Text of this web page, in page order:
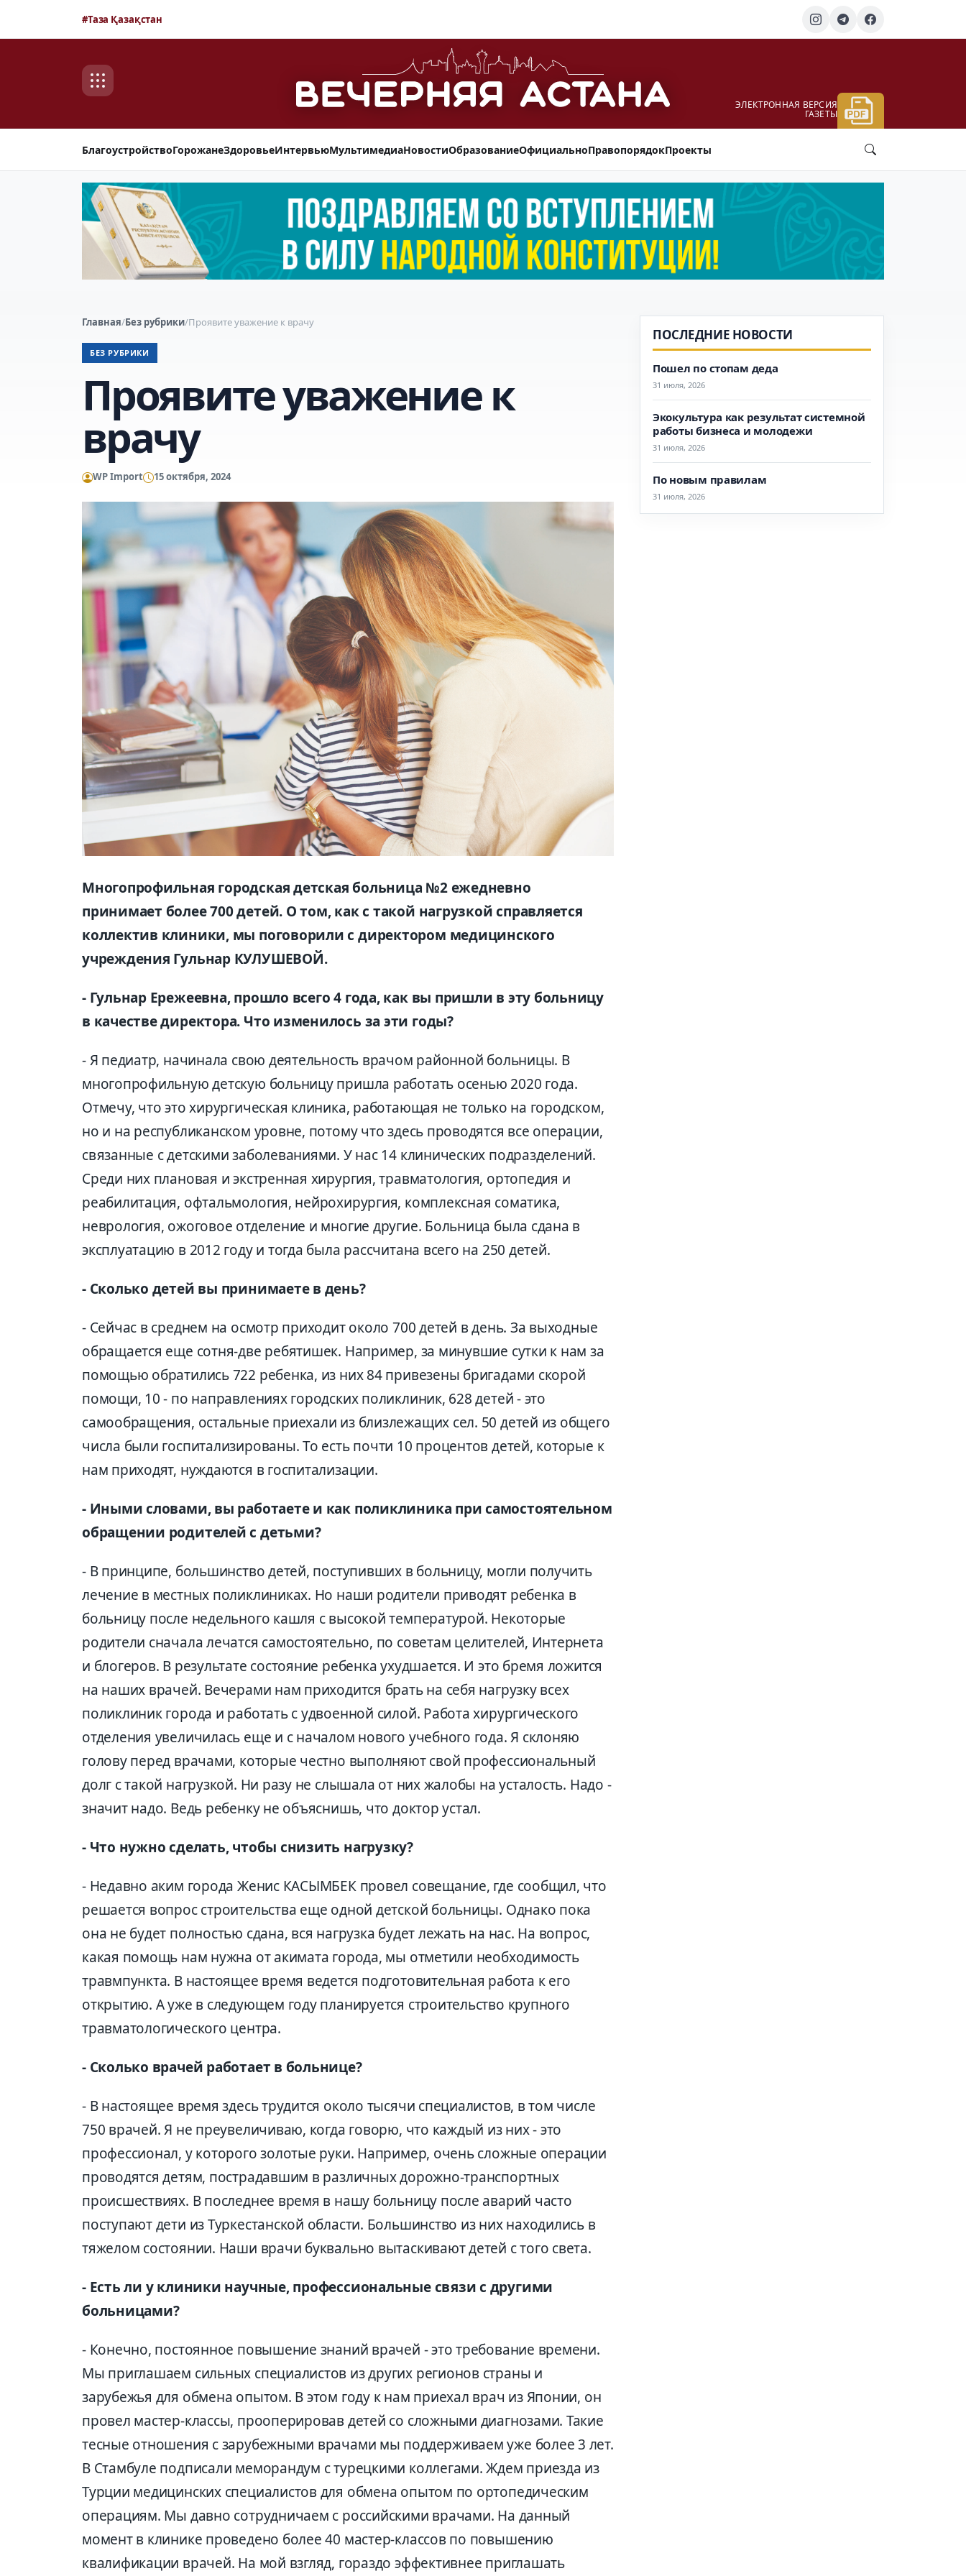
#Таза Қазақстан
ЭЛЕКТРОННАЯ ВЕРСИЯ
ГАЗЕТЫ
БлагоустройствоГорожанеЗдоровьеИнтервьюМультимедиаНовостиОбразованиеОфициальноПравопорядокПроекты
Главная/Без рубрики/Проявите уважение к врачу
БЕЗ РУБРИКИ
Проявите уважение к
врачу
WP Import 15 октября, 2024
Многопрофильная городская детская больница №2 ежедневно
принимает более 700 детей. О том, как с такой нагрузкой справляется
коллектив клиники, мы поговорили с директором медицинского
учреждения Гульнар КУЛУШЕВОЙ.
- Гульнар Ережеевна, прошло всего 4 года, как вы пришли в эту больницу
в качестве директора. Что изменилось за эти годы?
- Я педиатр, начинала свою деятельность врачом районной больницы. В
многопрофильную детскую больницу пришла работать осенью 2020 года.
Отмечу, что это хирургическая клиника, работающая не только на городском,
но и на республиканском уровне, потому что здесь проводятся все операции,
связанные с детскими заболеваниями. У нас 14 клинических подразделений.
Среди них плановая и экстренная хирургия, травматология, ортопедия и
реабилитация, офтальмология, нейрохирургия, комплексная соматика,
неврология, ожоговое отделение и многие другие. Больница была сдана в
эксплуатацию в 2012 году и тогда была рассчитана всего на 250 детей.
- Сколько детей вы принимаете в день?
- Сейчас в среднем на осмотр приходит около 700 детей в день. За выходные
обращается еще сотня-две ребятишек. Например, за минувшие сутки к нам за
помощью обратились 722 ребенка, из них 84 привезены бригадами скорой
помощи, 10 - по направлениях городских поликлиник, 628 детей - это
самообращения, остальные приехали из близлежащих сел. 50 детей из общего
числа были госпитализированы. То есть почти 10 процентов детей, которые к
нам приходят, нуждаются в госпитализации.
- Иными словами, вы работаете и как поликлиника при самостоятельном
обращении родителей с детьми?
- В принципе, большинство детей, поступивших в больницу, могли получить
лечение в местных поликлиниках. Но наши родители приводят ребенка в
больницу после недельного кашля с высокой температурой. Некоторые
родители сначала лечатся самостоятельно, по советам целителей, Интернета
и блогеров. В результате состояние ребенка ухудшается. И это бремя ложится
на наших врачей. Вечерами нам приходится брать на себя нагрузку всех
поликлиник города и работать с удвоенной силой. Работа хирургического
отделения увеличилась еще и с началом нового учебного года. Я склоняю
голову перед врачами, которые честно выполняют свой профессиональный
долг с такой нагрузкой. Ни разу не слышала от них жалобы на усталость. Надо -
значит надо. Ведь ребенку не объяснишь, что доктор устал.
- Что нужно сделать, чтобы снизить нагрузку?
- Недавно аким города Женис КАСЫМБЕК провел совещание, где сообщил, что
решается вопрос строительства еще одной детской больницы. Однако пока
она не будет полностью сдана, вся нагрузка будет лежать на нас. На вопрос,
какая помощь нам нужна от акимата города, мы отметили необходимость
травмпункта. В настоящее время ведется подготовительная работа к его
открытию. А уже в следующем году планируется строительство крупного
травматологического центра.
- Сколько врачей работает в больнице?
- В настоящее время здесь трудится около тысячи специалистов, в том числе
750 врачей. Я не преувеличиваю, когда говорю, что каждый из них - это
профессионал, у которого золотые руки. Например, очень сложные операции
проводятся детям, пострадавшим в различных дорожно-транспортных
происшествиях. В последнее время в нашу больницу после аварий часто
поступают дети из Туркестанской области. Большинство из них находились в
тяжелом состоянии. Наши врачи буквально вытаскивают детей с того света.
- Есть ли у клиники научные, профессиональные связи с другими
больницами?
- Конечно, постоянное повышение знаний врачей - это требование времени.
Мы приглашаем сильных специалистов из других регионов страны и
зарубежья для обмена опытом. В этом году к нам приехал врач из Японии, он
провел мастер-классы, прооперировав детей со сложными диагнозами. Такие
тесные отношения с зарубежными врачами мы поддерживаем уже более 3 лет.
В Стамбуле подписали меморандум с турецкими коллегами. Ждем приезда из
Турции медицинских специалистов для обмена опытом по ортопедическим
операциям. Мы давно сотрудничаем с российскими врачами. На данный
момент в клинике проведено более 40 мастер-классов по повышению
квалификации врачей. На мой взгляд, гораздо эффективнее приглашать
ПОСЛЕДНИЕ НОВОСТИ
Пошел по стопам деда
31 июля, 2026
Экокультура как результат системной
работы бизнеса и молодежи
31 июля, 2026
По новым правилам
31 июля, 2026